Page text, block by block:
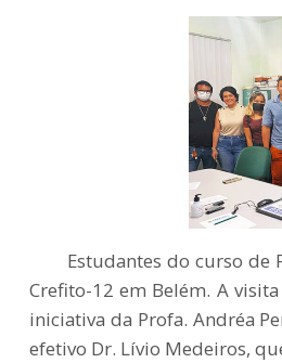
Estudantes do curso de
Crefito-12 em Belém. A
iniciativa da Profa. Andréa
efetivo Dr. Lívio Medeiros,